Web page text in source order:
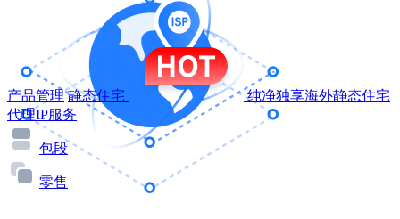
产品管理 静态住宅
纯净独享海外静态住宅
代理IP服务
包段
零售